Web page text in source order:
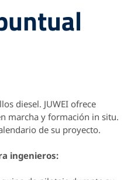
diesel. JUWEI ofrece
marcha y formación in situ.
de su proyecto.
ingenieros: